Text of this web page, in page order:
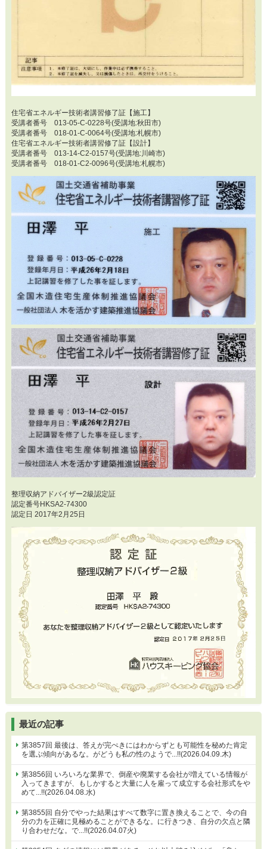
住宅省エネルギー技術者講習修了証【施工】
受講者番号 013-05-C-0228号(受講地:秋田市)
受講者番号 018-01-C-0064号(受講地:札幌市)
住宅省エネルギー技術者講習修了証【設計】
受講者番号 013-14-C2-0157号(受講地:川崎市)
受講者番号 018-01-C2-0096号(受講地:札幌市)
整理収納アドバイザー2級認定証
認定番号HKSA2-74300
認定日 2017年2月25日
最近の記事
第3857回 最後は、答えが完ぺきにはわからずとも可能性を秘めた肯定
を選ぶ傾向があるな。がどうも私の性のようで...!!(2026.04.09.木)
第3856回 いろいろな業界で、倒産や廃業する会社が増えている情報が
入ってきますが、もしかすると大量に人を雇って成立する会社形式をや
めて...!!(2026.04.08.水)
第3855回 自分でやった結果はすべて数字に置き換えることで、今の自
分の力を正確に見極めることができるな。に行きつき、自分の欠点と隣
り合わせだな。で...!!(2026.04.07火)